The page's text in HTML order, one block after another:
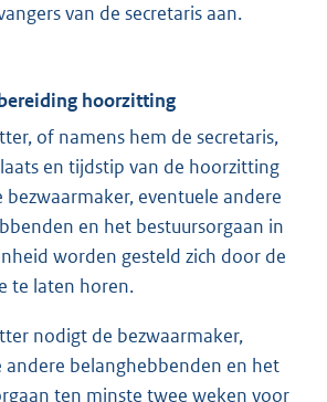
van de secretaris aan.
hoorzitting
of namens hem de secretaris,
en tijdstip van de hoorzitting
bezwaarmaker, eventuele andere
en het bestuursorgaan in
worden gesteld zich door de
te laten horen.
nodigt de bezwaarmaker,
andere belanghebbenden en het
ten minste twee weken voor